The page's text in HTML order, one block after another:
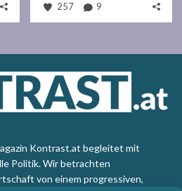
257 9
Kontrast.at begleitet mit
Politik. Wir betrachten
von einem progressiven,